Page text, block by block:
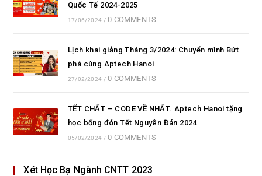
Quốc Tế 2024-2025
17/06/2024 / 0 COMMENTS
Lịch khai giảng Tháng 3/2024: Chuyển mình Bứt
phá cùng Aptech Hanoi
27/02/2024 / 0 COMMENTS
TẾT CHẤT – CODE VỀ NHẤT. Aptech Hanoi tặng
học bổng đón Tết Nguyên Đán 2024
05/02/2024 / 0 COMMENTS
Xét Học Bạ Ngành CNTT 2023